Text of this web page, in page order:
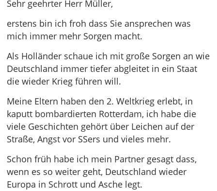
Sehr geehrter Herr Müller,
erstens bin ich froh dass Sie ansprechen was
mich immer mehr Sorgen macht.
Als Holländer schaue ich mit große Sorgen an wie
Deutschland immer tiefer abgleitet in ein Staat
die wieder Krieg führen will.
Meine Eltern haben den 2. Weltkrieg erlebt, in
kaputt bombardierten Rotterdam, ich habe die
viele Geschichten gehört über Leichen auf der
Straße, Angst vor SSers und vieles mehr.
Schon früh habe ich mein Partner gesagt dass,
wenn es so weiter geht, Deutschland wieder
Europa in Schrott und Asche legt.